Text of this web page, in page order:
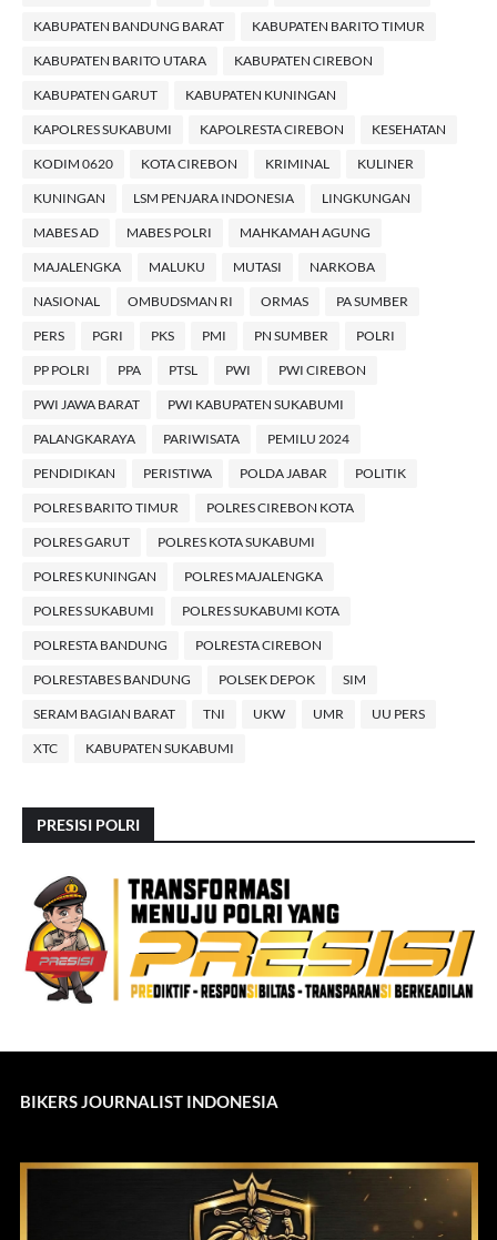
KABUPATEN BANDUNG BARAT KABUPATEN BARITO TIMUR
KABUPATEN BARITO UTARA KABUPATEN CIREBON
KABUPATEN GARUT KABUPATEN KUNINGAN
KAPOLRES SUKABUMI KAPOLRESTA CIREBON KESEHATAN
KODIM 0620 KOTA CIREBON KRIMINAL KULINER
KUNINGAN LSM PENJARA INDONESIA LINGKUNGAN
MABES AD MABES POLRI MAHKAMAH AGUNG
MAJALENGKA MALUKU MUTASI NARKOBA
NASIONAL OMBUDSMAN RI ORMAS PA SUMBER
PERS PGRI PKS PMI PN SUMBER POLRI
PP POLRI PPA PTSL PWI PWI CIREBON
PWI JAWA BARAT PWI KABUPATEN SUKABUMI
PALANGKARAYA PARIWISATA PEMILU 2024
PENDIDIKAN PERISTIWA POLDA JABAR POLITIK
POLRES BARITO TIMUR POLRES CIREBON KOTA
POLRES GARUT POLRES KOTA SUKABUMI
POLRES KUNINGAN POLRES MAJALENGKA
POLRES SUKABUMI POLRES SUKABUMI KOTA
POLRESTA BANDUNG POLRESTA CIREBON
POLRESTABES BANDUNG POLSEK DEPOK SIM
SERAM BAGIAN BARAT TNI UKW UMR UU PERS
XTC KABUPATEN SUKABUMI
PRESISI POLRI
BIKERS JOURNALIST INDONESIA